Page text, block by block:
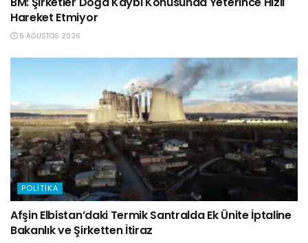
Hareket Etmiyor
5 AĞUSTOS 2026
POLITIKA
Afşin Elbistan’daki Termik Santralda Ek Ünite İptaline
Bakanlık ve Şirketten İtiraz